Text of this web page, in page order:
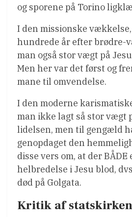
og sporene på Torino
I den missionske
hundrede år efter brødre-
man også stor vægt på
Men her var det først og
mane til omvendelse.
I den moderne
man ikke lagt så stor vægt
lidelsen, men til gengæld
genopdaget den
disse vers om, at der BÅDE
helbredelse i Jesu blod,
død på Golgata.
Kritik af statskirken